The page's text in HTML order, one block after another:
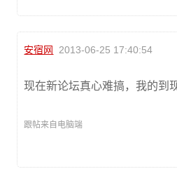
安宿网 2013-06-25 17:40:54
现在新论坛真心难搞，我的到
跟帖来自电脑端